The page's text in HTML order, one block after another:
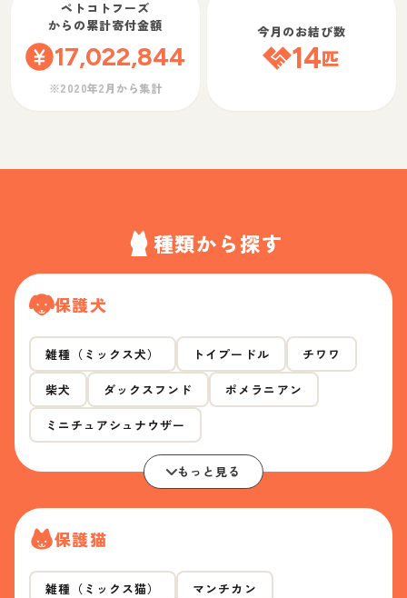
ペトコトフーズ
からの累計寄付金額
17,022,844
※2020年2月から集計
今月のお結び数
14匹
種類から探す
保護犬
雑種（ミックス犬） トイプードル チワワ
柴犬 ダックスフンド ポメラニアン
ミニチュアシュナウザー
もっと見る
保護猫
雑種（ミックス猫） マンチカン